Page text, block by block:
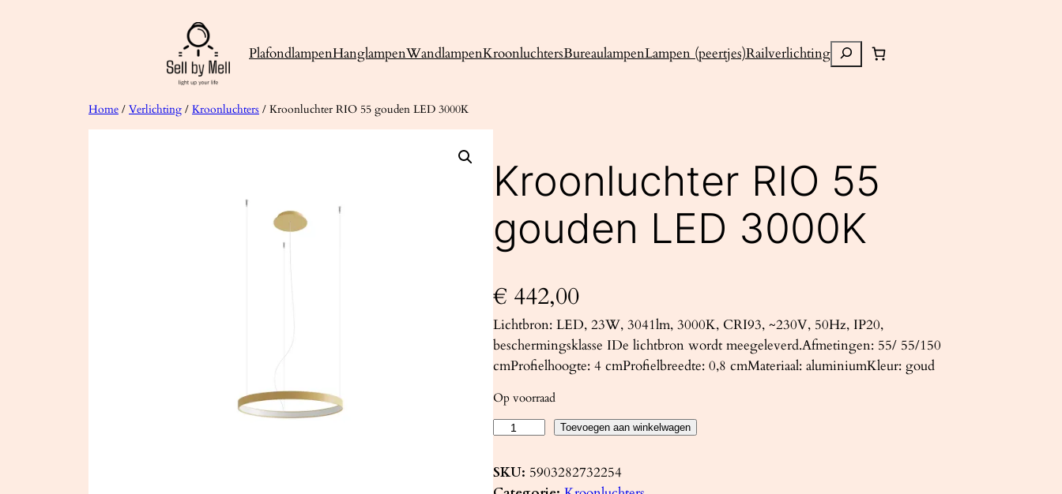
PlafondlampenHanglampenWandlampenKroonluchtersBureaulampenLampen (peertjes)RailverlichtingZoeken
Home / Verlichting / Kroonluchters / Kroonluchter RIO 55 gouden LED 3000K
Kroonluchter RIO 55
gouden LED 3000K
€ 442,00
Lichtbron: LED, 23W, 3041lm, 3000K, CRI93, ~230V, 50Hz, IP20,
beschermingsklasse IDe lichtbron wordt meegeleverd.Afmetingen: 55/ 55/150
cmProfielhoogte: 4 cmProfielbreedte: 0,8 cmMateriaal: aluminiumKleur: goud
Op voorraad
o
o
Toevoegen aan winkelwagen
SKU: 5903282732254